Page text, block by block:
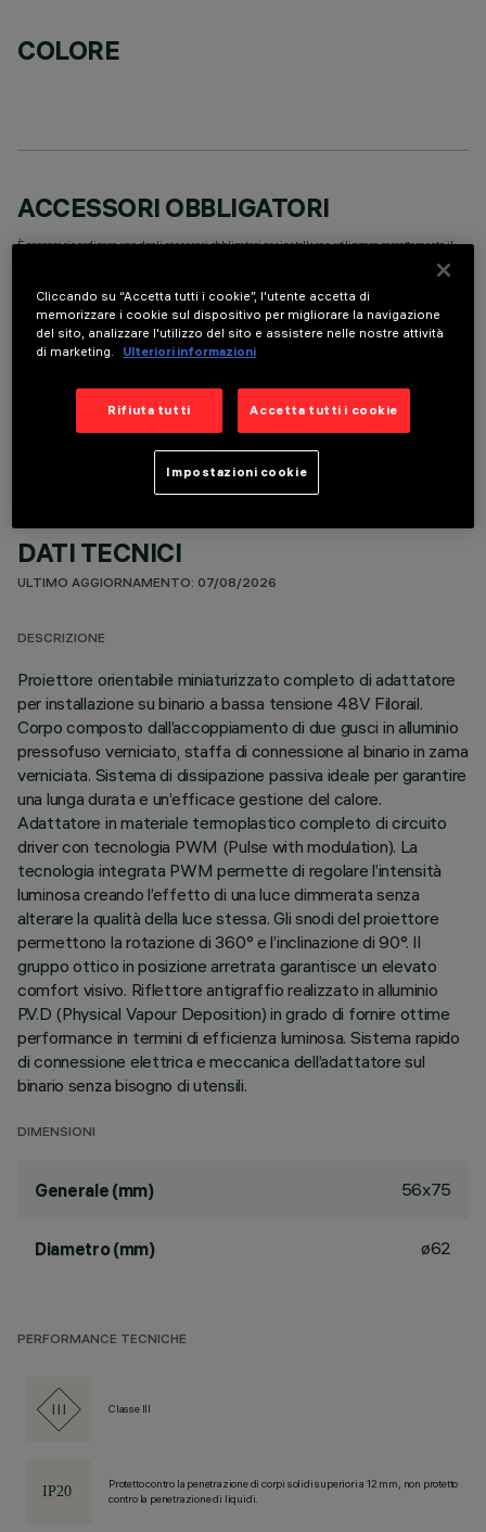
COLORE
ACCESSORI OBBLIGATORI
È necessario ordinare uno degli accessori obbligatori per installare e utilizzare correttamente il
COMPONENTI OPZIONALI
DATI TECNICI
ULTIMO AGGIORNAMENTO: 07/08/2026
DESCRIZIONE
Proiettore orientabile miniaturizzato completo di adattatore
per installazione su binario a bassa tensione 48V Filorail.
Corpo composto dall’accoppiamento di due gusci in alluminio
pressofuso verniciato, staffa di connessione al binario in zama
verniciata. Sistema di dissipazione passiva ideale per garantire
una lunga durata e un’efficace gestione del calore.
Adattatore in materiale termoplastico completo di circuito
driver con tecnologia PWM (Pulse with modulation). La
tecnologia integrata PWM permette di regolare l’intensità
luminosa creando l’effetto di una luce dimmerata senza
alterare la qualità della luce stessa. Gli snodi del proiettore
permettono la rotazione di 360° e l’inclinazione di 90°. Il
gruppo ottico in posizione arretrata garantisce un elevato
comfort visivo. Riflettore antigraffio realizzato in alluminio
P.V.D (Physical Vapour Deposition) in grado di fornire ottime
performance in termini di efficienza luminosa. Sistema rapido
di connessione elettrica e meccanica dell’adattatore sul
binario senza bisogno di utensili.
DIMENSIONI
Generale (mm) 56x75
Diametro (mm) ø62
PERFORMANCE TECNICHE
Classe III
Protetto contro la penetrazione di corpi solidi superiori a 12 mm, non protetto
contro la penetrazione di liquidi.
Cliccando su “Accetta tutti i cookie”, l'utente accetta di
memorizzare i cookie sul dispositivo per migliorare la navigazione
del sito, analizzare l'utilizzo del sito e assistere nelle nostre attività
di marketing. Ulteriori informazioni
Rifiuta tutti Accetta tutti i cookie
Impostazioni cookie